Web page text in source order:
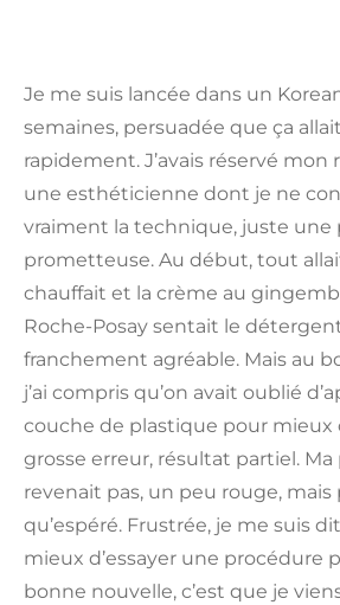
Je me suis lancée dans un
semaines, persuadée que ça
rapidement. J’avais réservé mon
une esthéticienne dont je ne
vraiment la technique, juste une
prometteuse. Au début, tout
chauffait et la crème au
Roche-Posay sentait le
franchement agréable. Mais au
j’ai compris qu’on avait oublié
couche de plastique pour mieux
grosse erreur, résultat partiel. Ma
revenait pas, un peu rouge, mais
qu’espéré. Frustrée, je me suis
mieux d’essayer une procédure
bonne nouvelle, c’est que je